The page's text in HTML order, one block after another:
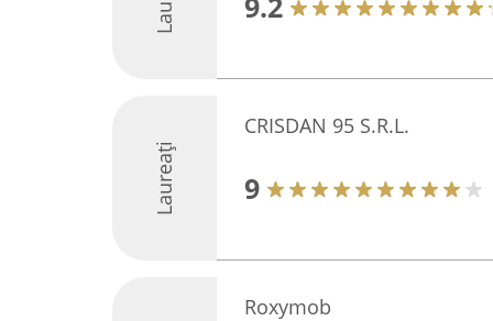
Laureați
CRISDAN 95 S.R.L.
9
Roxymob